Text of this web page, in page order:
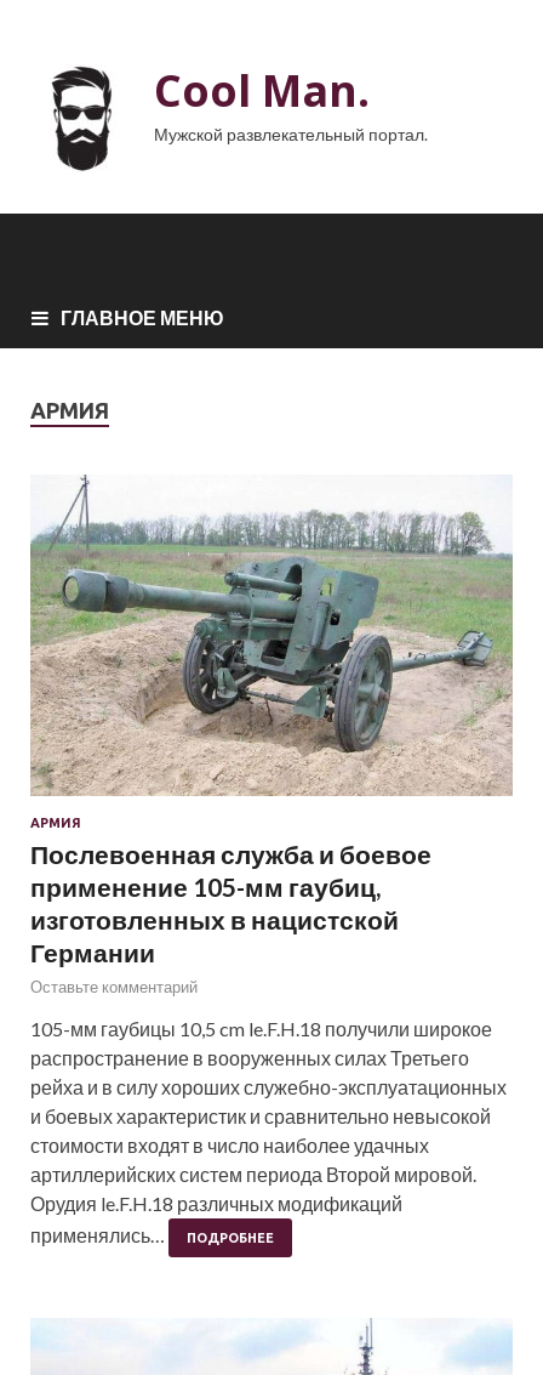
Cool Man.
Мужской развлекательный портал.
ГЛАВНОЕ МЕНЮ
АРМИЯ
АРМИЯ
Послевоенная служба и боевое
применение 105-мм гаубиц,
изготовленных в нацистской
Германии
Оставьте комментарий
105-мм гаубицы 10,5 cm le.F.H.18 получили широкое
распространение в вооруженных силах Третьего
рейха и в силу хороших служебно-эксплуатационных
и боевых характеристик и сравнительно невысокой
стоимости входят в число наиболее удачных
артиллерийских систем периода Второй мировой.
Орудия le.F.H.18 различных модификаций
применялись…
ПОДРОБНЕЕ